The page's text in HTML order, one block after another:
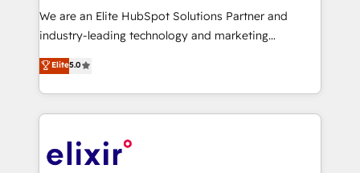
workflows; audit-ready reporting ⚖️ Legal: client
intake; pipeline and document workflows 🛒 E-
revenue automation 🏢 Real Estate: deal pipelines;
portfolio and lifecycle management 🏭
HIPAA-aware; CASL-compliant; GDPR-ready
implementations where required 💡 Why 500+
We are an Elite HubSpot Solutions Partner and
industry-leading technology and marketing
consultancy. Our focus is on enterprise and mid-
market B2B companies globally that want a strategic
approach to execute their goals through creative
applications of our solutions; Technical HubSpot
Design, Migrations + Integrations. Mole Street’s
Elite5.0